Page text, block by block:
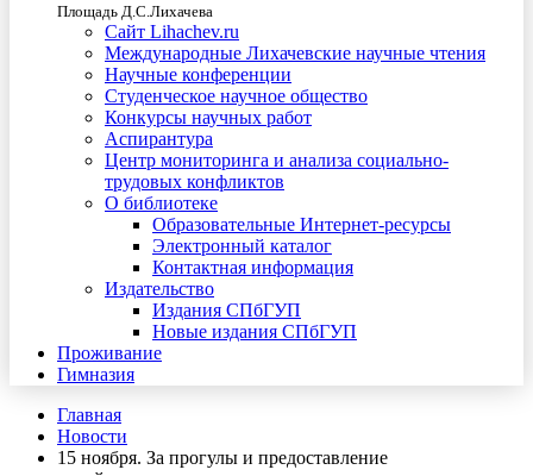
Площадь Д.С.Лихачева
Сайт Lihachev.ru
Международные Лихачевские научные чтения
Научные конференции
Студенческое научное общество
Конкурсы научных работ
Аспирантура
Центр мониторинга и анализа социально-
трудовых конфликтов
О библиотеке
Образовательные Интернет-ресурсы
Электронный каталог
Контактная информация
Издательство
Издания СПбГУП
Новые издания СПбГУП
Проживание
Гимназия
Главная
Новости
15 ноября. За прогулы и предоставление